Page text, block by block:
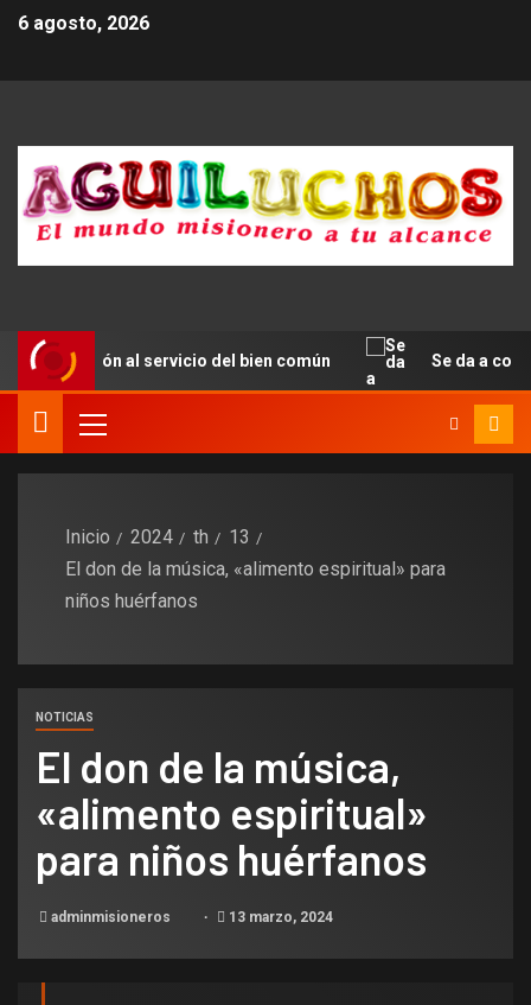
6 agosto, 2026
al servicio del bien común Se da a conocer
Inicio 2024 th
13
El don de la música, «alimento espiritual» para
niños huérfanos
NOTICIAS
El don de la música,
«alimento espiritual»
para niños huérfanos
adminmisioneros 13 marzo, 2024